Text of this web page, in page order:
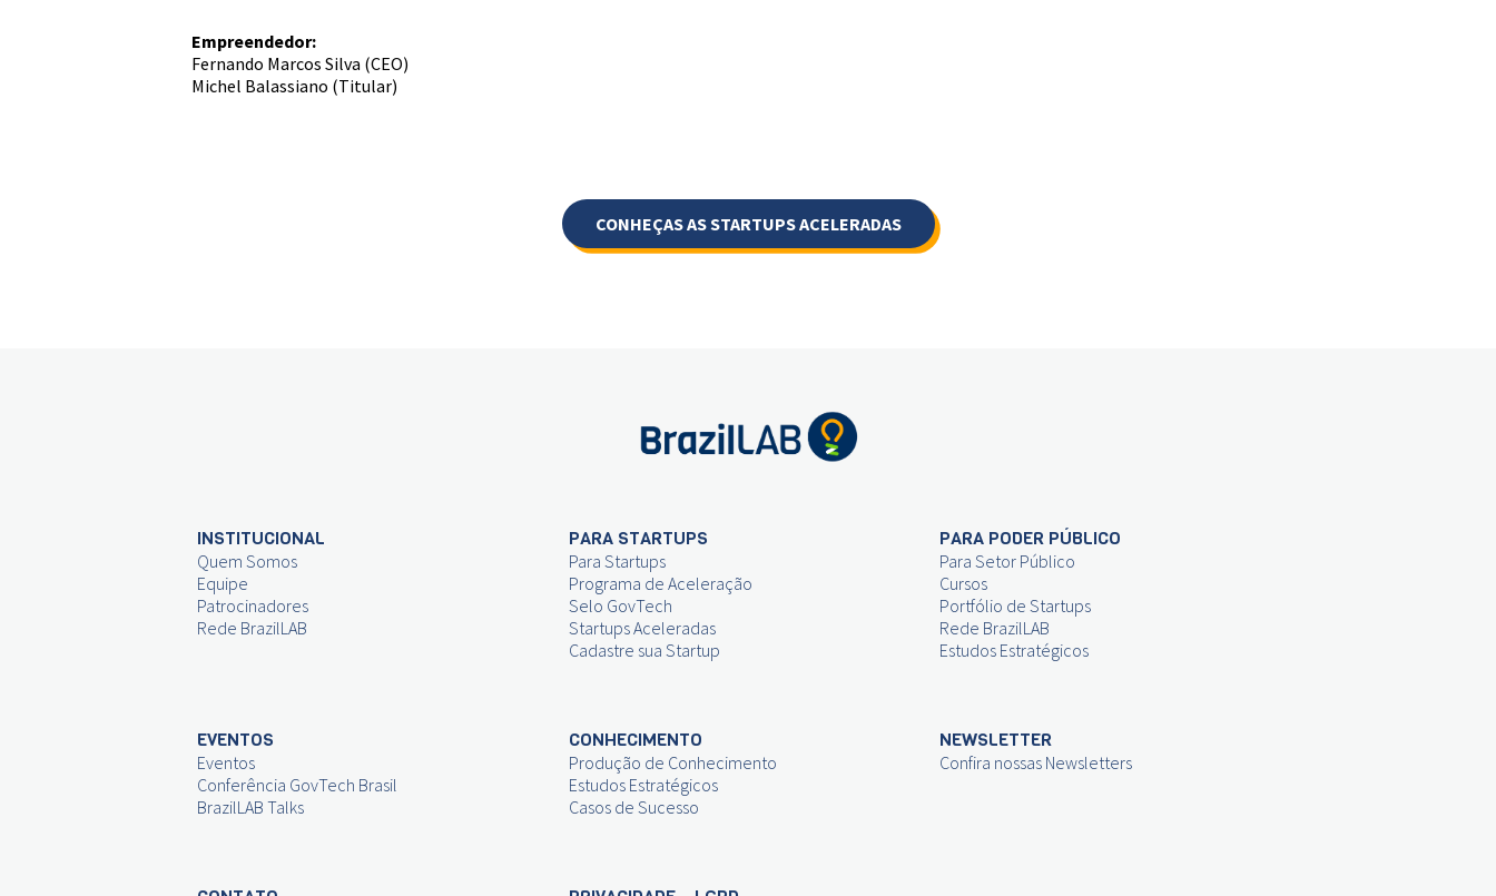
Empreendedor:
Fernando Marcos Silva (CEO)
Michel Balassiano (Titular)
CONHEÇAS AS STARTUPS ACELERADAS
INSTITUCIONAL
Quem Somos
Equipe
Patrocinadores
Rede BrazilLAB
PARA STARTUPS
Para Startups
Programa de Aceleração
Selo GovTech
Startups Aceleradas
Cadastre sua Startup
PARA PODER PÚBLICO
Para Setor Público
Cursos
Portfólio de Startups
Rede BrazilLAB
Estudos Estratégicos
EVENTOS
Eventos
Conferência GovTech Brasil
BrazilLAB Talks
CONHECIMENTO
Produção de Conhecimento
Estudos Estratégicos
Casos de Sucesso
NEWSLETTER
Confira nossas Newsletters